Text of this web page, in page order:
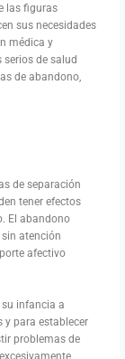
las figuras
sus necesidades
médica y
de salud
de abandono,
de separación
tener efectos
El abandono
atención
afectivo
infancia a
y para establecer
problemas de